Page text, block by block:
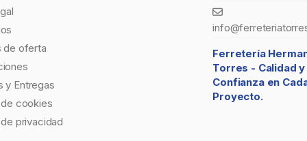
de oferta
y Entregas
cookies
privacidad
Ferretería
Torres - Calidad y
Confianza en
Proyecto.